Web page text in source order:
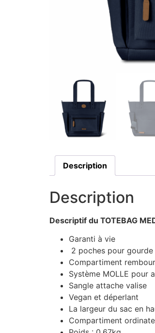
Description
Description
Descriptif du TOTEBAG
Garanti à vie
2 poches pour
Compartiment
Système MOLLE pour
Sangle attache valise
Vegan et déperlant
La largeur du sac en
Compartiment